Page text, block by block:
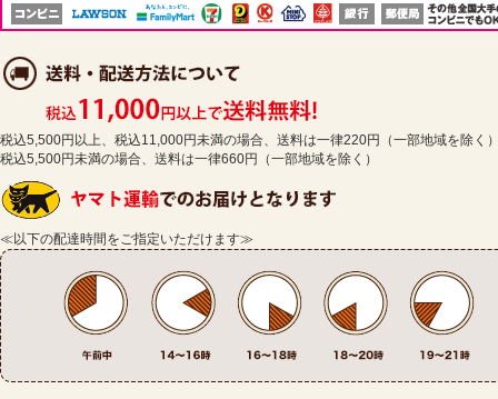
税込5,500円以上、税込11,000円未満の場合、送料は一律220円（一部地域を除く
税込5,500円未満の場合、送料は一律660円（一部地域を除く）
≪以下の配達時間をご指定いただけます≫